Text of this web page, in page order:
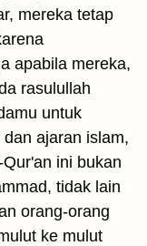
mereka tetap
apabila mereka,
rasulullah
untuk
ajaran islam,
ini bukan
tidak lain
orang-orang
ke mulut